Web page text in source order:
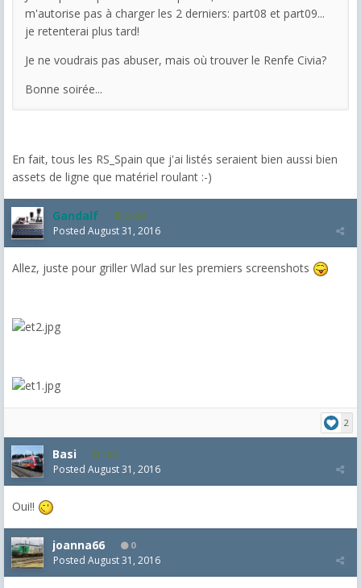
m'autorise pas à charger les 2 derniers: part08 et part09...
je retenterai plus tard!
Je ne voudrais pas abuser, mais où trouver le Renfe Civia?
Bonne soirée...
En fait, tous les RS_Spain que j'ai listés seraient bien aussi bien
assets de ligne que matériel roulant :-)
Gandalf 2,463
Posted August 31, 2016
Allez, juste pour griller Wlad sur les premiers screenshots
2
Basi 158
Posted August 31, 2016
Oui!!
joanna66 0
Posted August 31, 2016